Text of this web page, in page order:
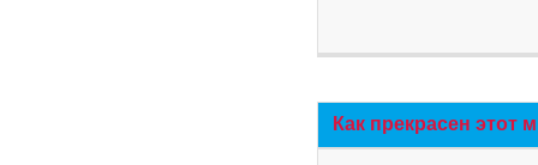
Как прекрасен этот